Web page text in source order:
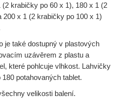
krabičky po 60 x 1), 180 x 1 (2
200 x 1 (2 krabičky po 100 x 1)
je také dostupný v plastových
uzávěrem z plastu a
které pohlcuje vlhkost. Lahvičky
potahovaných tablet.
velikosti balení.